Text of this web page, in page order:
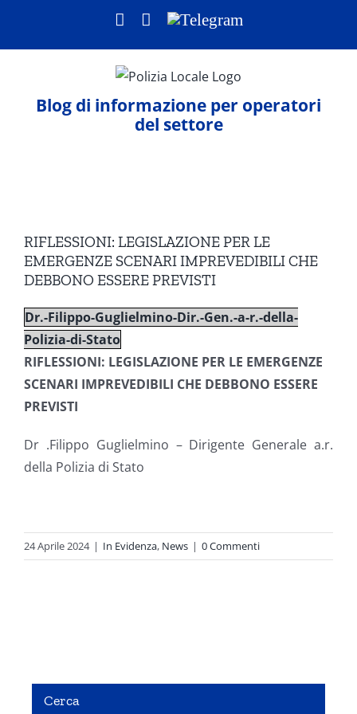
contenuto
Facebook
LinkedIn
Telegram
Blog di informazione per operatori
del settore
immagine
RIFLESSIONI: LEGISLAZIONE PER LE
EMERGENZE SCENARI IMPREVEDIBILI CHE
DEBBONO ESSERE PREVISTI
Dr.-Filippo-Guglielmino-Dir.-Gen.-a-r.-della-
Polizia-di-Stato
RIFLESSIONI: LEGISLAZIONE PER LE EMERGENZE
SCENARI IMPREVEDIBILI CHE DEBBONO ESSERE
PREVISTI
Dr .Filippo Guglielmino – Dirigente Generale a.r.
della Polizia di Stato
24 Aprile 2024 | In Evidenza, News | 0 Commenti
Cerca